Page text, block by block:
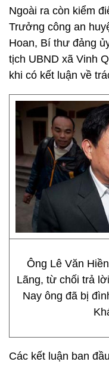
Ngoài ra còn kiểm
Trưởng công an
Hoan, Bí thư đảng
tịch UBND xã Vinh
khi có kết luận về
Ông Lê Văn
Lãng, từ chối trả
Nay ông đã bị
Các kết luận ban đầu